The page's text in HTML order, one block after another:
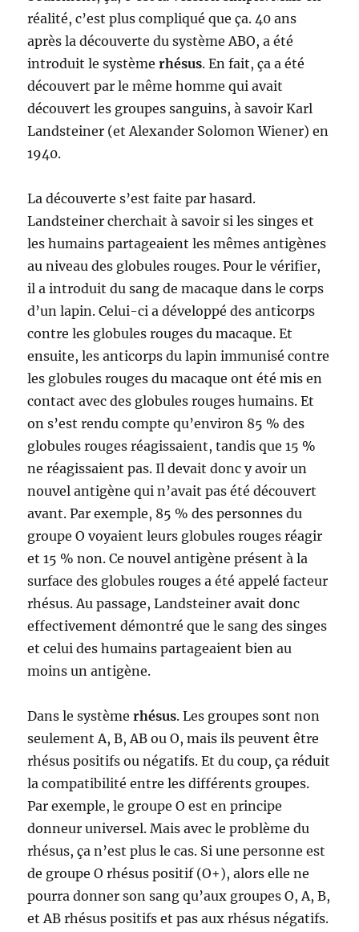
réalité, c’est plus compliqué que ça. 40 ans
après la découverte du système ABO, a été
introduit le systèmerhésus. En fait, ça a été
découvert par le même homme qui avait
découvert les groupes sanguins, à savoir Karl
Landsteiner (et Alexander Solomon Wiener) en
1940.
La découverte s’est faite par hasard.
Landsteiner cherchait à savoir si les singes et
les humains partageaient les mêmes antigènes
au niveau des globules rouges. Pour le vérifier,
il a introduit du sang de macaque dans le corps
d’un lapin. Celui-ci a développé des anticorps
contre les globules rouges du macaque. Et
ensuite, les anticorps du lapin immunisé contre
les globules rouges du macaque ont été mis en
contact avec des globules rouges humains. Et
on s’est rendu compte qu’environ 85 % des
globules rouges réagissaient, tandis que 15 %
ne réagissaient pas. Il devait donc y avoir un
nouvel antigène qui n’avait pas été découvert
avant. Par exemple, 85 % des personnes du
groupe O voyaient leurs globules rouges réagir
et 15 % non. Ce nouvel antigène présent à la
surface des globules rouges a été appelé facteur
rhésus. Au passage, Landsteiner avait donc
effectivement démontré que le sang des singes
et celui des humains partageaient bien au
moins un antigène.
Dans le systèmerhésus. Les groupes sont non
seulement A, B, AB ou O, mais ils peuvent être
rhésus positifs ou négatifs. Et du coup, ça réduit
la compatibilité entre les différents groupes.
Par exemple, le groupe O est en principe
donneur universel. Mais avec le problème du
rhésus, ça n’est plus le cas. Si une personne est
de groupe O rhésus positif (O+), alors elle ne
pourra donner son sang qu’aux groupes O, A, B,
et AB rhésus positifs et pas aux rhésus négatifs.